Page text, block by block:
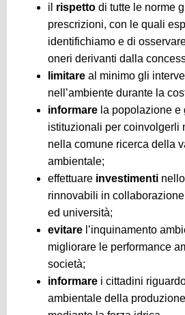
il rispetto di tutte le norme
prescrizioni, con le quali
identifichiamo e di
oneri derivanti dalla
limitare al minimo gli
nell’ambiente durante la
informare la popolazione e
istituzionali per coinvolgerli
nella comune ricerca della
ambientale;
effettuare investimenti
rinnovabili in
ed università;
evitare l’inquinamento
migliorare le performance
società;
informare i cittadini
ambientale della